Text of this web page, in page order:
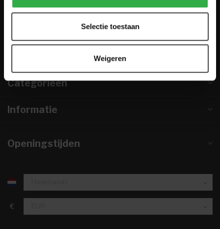
Selectie toestaan
Weigeren
info@houtenmeubeloutlet.nl
KVK nummer:67984495
NL857253633B01
Categorieën
Informatie
Openingstijden
€